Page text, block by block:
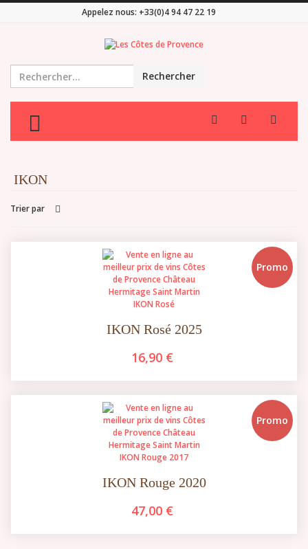
Appelez nous: +33(0)4 94 47 22 19
Rechercher
TOGGLE MENU
IKON
Trier par
Promo
IKON Rosé 2025
16,90 €
Promo
IKON Rouge 2020
47,00 €